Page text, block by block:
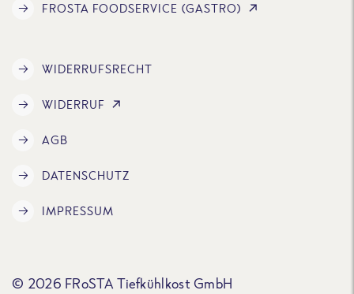
FROSTA FOODSERVICE (GASTRO)
WIDERRUFSRECHT
WIDERRUF
AGB
DATENSCHUTZ
IMPRESSUM
© 2026 FRoSTA Tiefkühlkost GmbH